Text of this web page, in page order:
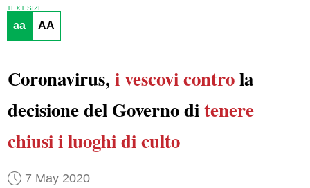
TEXT SIZE
aa AA
Coronavirus, i vescovicontrola
decisione del Governo ditenere
chiusii luoghi di culto
7 May 2020